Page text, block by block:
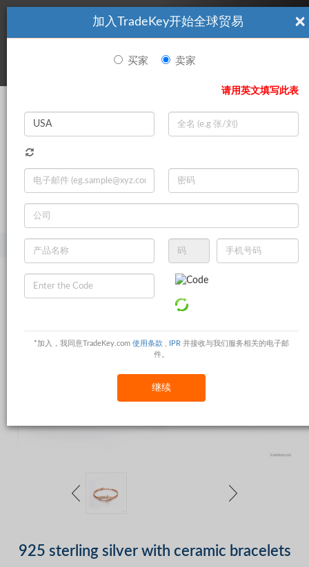
看起來你不是TradeKey.com的會員。 立即註冊，與全球超過7
百萬的進口商和出口商建立聯繫。 立即加入 |
登录
Search
×
加入TradeKey开始全球贸易
买家 卖家
请用英文填写此表
*加入，我同意TradeKey.com 使用条款 IPR 并接收与我们服务相关的电子邮
件。
继续
产品 促销礼品
925 sterling silver with ceramic bracelets